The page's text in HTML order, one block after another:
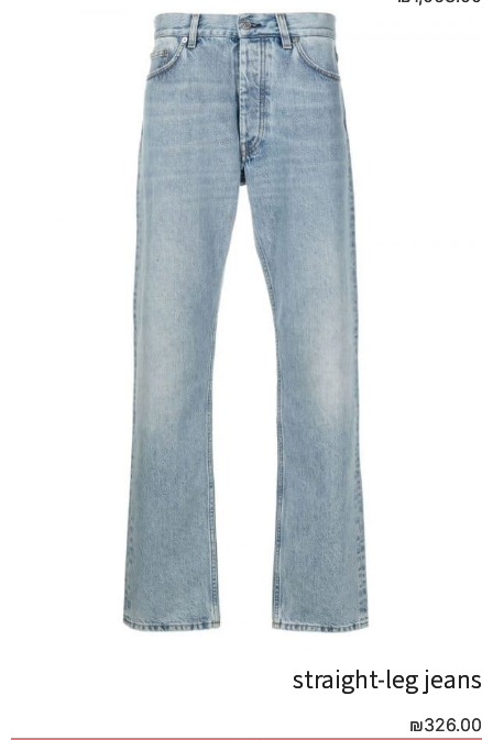
straight-leg jeans
₪326.00
straight-leg jeans
₪326.00